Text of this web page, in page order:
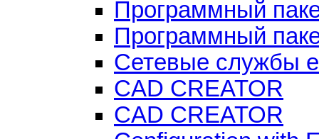
Программный
Программный
Сетевые службы
CAD CREATOR
CAD CREATOR